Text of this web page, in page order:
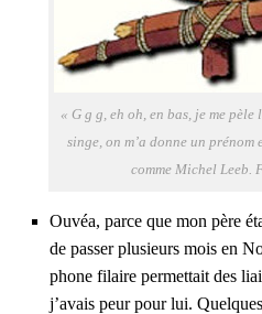
« G g g, eh oh, en bas, je me
singe, on m’a donne un
comme Michel Leeb.
Ouvéa, parce que mon père
de pas­ser plu­sieurs mois en
phone filaire per­met­tait des
j’a­vais peur pour lui.